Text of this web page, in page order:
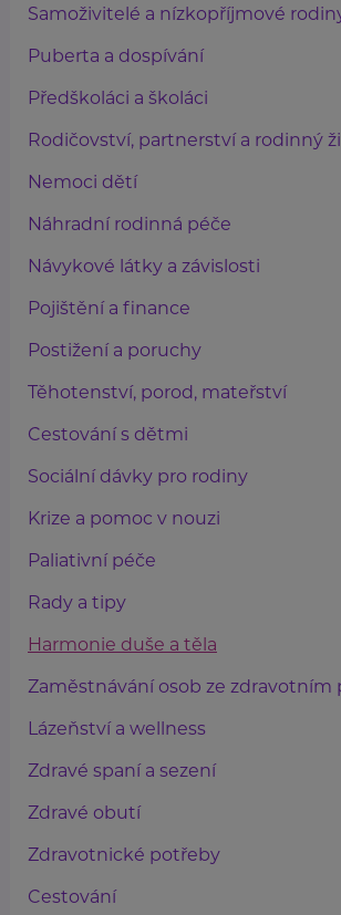
Samoživitelé a nízkopříjmové
Puberta a dospívání
Předškoláci a školáci
Rodičovství, partnerství a rodinný
Nemoci dětí
Náhradní rodinná péče
Návykové látky a závislosti
Pojištění a finance
Postižení a poruchy
Těhotenství, porod, mateřství
Cestování s dětmi
Sociální dávky pro rodiny
Krize a pomoc v nouzi
Paliativní péče
Rady a tipy
Harmonie duše a těla
Zaměstnávání osob ze zdravotním
Lázeňství a wellness
Zdravé spaní a sezení
Zdravé obutí
Zdravotnické potřeby
Cestování